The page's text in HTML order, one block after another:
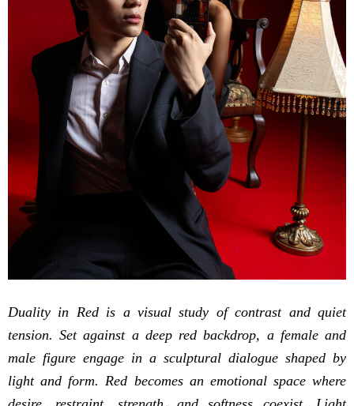
Duality in Red is a visual study of contrast and quiet
tension. Set against a deep red backdrop, a female and
male figure engage in a sculptural dialogue shaped by
light and form. Red becomes an emotional space where